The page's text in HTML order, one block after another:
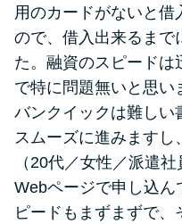
用のカードがないと借
ので、借入出来るまで
た。融資のスピード
で特に問題無いと思い
バンクイックは難しい
スムーズに進みますし
（20代／女性／派遣社
Webページで申し込ん
ピードもまずまずで